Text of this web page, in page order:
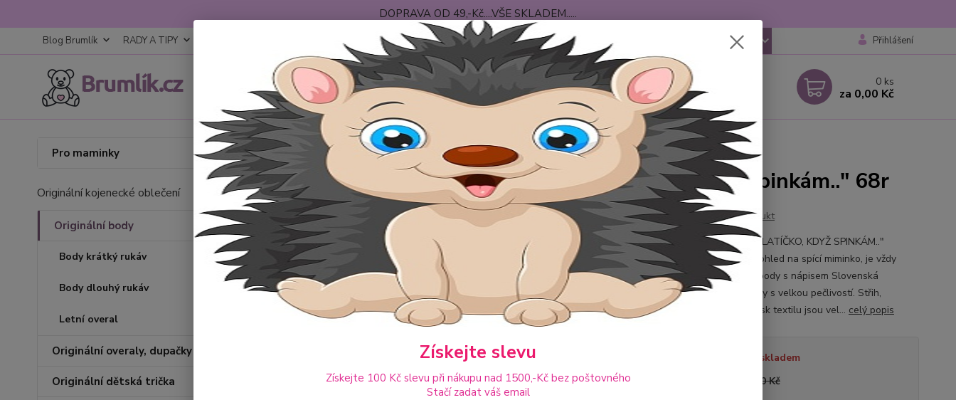
DOPRAVA OD 49,-Kč....VŠE SKLADEM.....
Blog Brumlík RADY A TIPY OBCHODNÍ PODMÍNKY DOPRAVA-PLATBA O NÁS CZK Přihlášení
Nevíte si rady? Zavolejte.
+420 777259248
po-pá 6-18 hod
0 ks
za 0,00 Kč
Pro maminky
Originální kojenecké oblečení
Originální body
Body krátký rukáv
Body dlouhý rukáv
Letní overal
Originální overaly, dupačky
Originální dětská trička
Úvod Originální body Originální body s potiskem "Jsem zlatíčko, když spinkám.." 68r
Originální body s potiskem "Jsem zlatíčko, když spinkám.." 68r
Ohodnotit produkt
Originální body s nápisem "JSEM ZLATÍČKO, KDYŽ SPINKÁM.."
bodynko pro vaše malé zlatíčko, pohled na spící miminko, je vždy
nádherný :-) Originální kojenecké body s nápisem Slovenská
společnost LUNNA vyrábí tato body s velkou pečlivostí. Střih,
materiál, zpracování i digitální potisk textilu jsou vel... celý popis
Není skladem
Cena před slevou
235,00 Kč
Získejte slevu
Získejte 100 Kč slevu při nákupu nad 1500,-Kč bez poštovného
Stačí zadat váš email